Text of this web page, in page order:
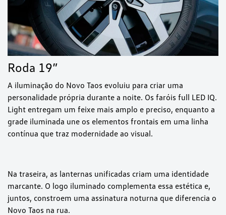
Roda 19”
A iluminação do Novo Taos evoluiu para criar uma
personalidade própria durante a noite. Os faróis full LED IQ.
Light entregam um feixe mais amplo e preciso, enquanto a
grade iluminada une os elementos frontais em uma linha
contínua que traz modernidade ao visual.
Na traseira, as lanternas unificadas criam uma identidade
marcante. O logo iluminado complementa essa estética e,
juntos, constroem uma assinatura noturna que diferencia o
Novo Taos na rua.